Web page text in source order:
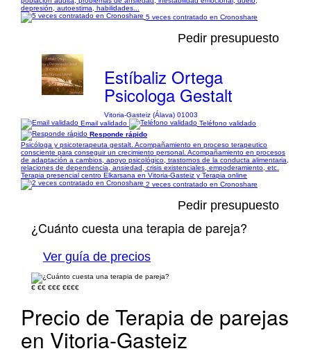
depresión, autoestima, habilidades...
5 veces contratado en Cronoshare
Pedir presupuesto
Estíbaliz Ortega
Psicologa Gestalt
Vitoria-Gasteiz (Álava) 01003
Email validado
Teléfono validado
Responde rápido
Psicóloga y psicoterapeuta gestalt. Acompañamiento en proceso terapeutico
consciente para conseguir un crecimiento personal. Acompañamiento en procesos
de adaptación a cambios, apoyo psicológico, trastornos de la conducta alimentaria,
relaciones de dependencia, ansiedad, crisis existenciales, empoderamiento, etc.
Terapia presencial centro Elkarsana en Vitoria-Gasteiz y Terapia online
2 veces contratado en Cronoshare
Pedir presupuesto
¿Cuánto cuesta una terapia de pareja?
Ver guía de precios
€ €€ €€€ €€€€
Precio de Terapia de parejas
en Vitoria-Gasteiz